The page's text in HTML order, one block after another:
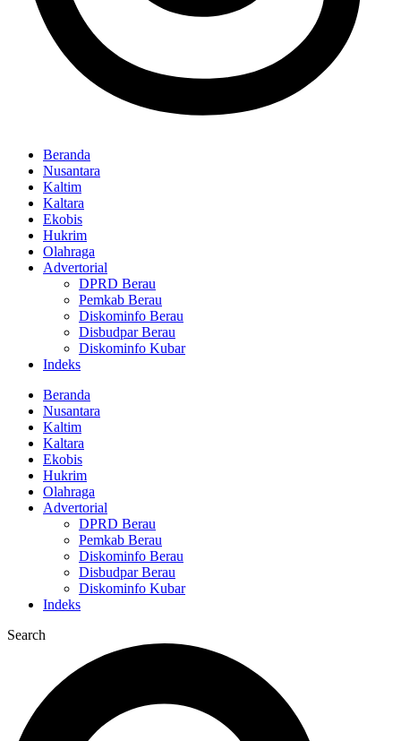
Beranda
Nusantara
Kaltim
Kaltara
Ekobis
Hukrim
Olahraga
Advertorial
DPRD Berau
Pemkab Berau
Diskominfo Berau
Disbudpar Berau
Diskominfo Kubar
Indeks
Beranda
Nusantara
Kaltim
Kaltara
Ekobis
Hukrim
Olahraga
Advertorial
DPRD Berau
Pemkab Berau
Diskominfo Berau
Disbudpar Berau
Diskominfo Kubar
Indeks
Search